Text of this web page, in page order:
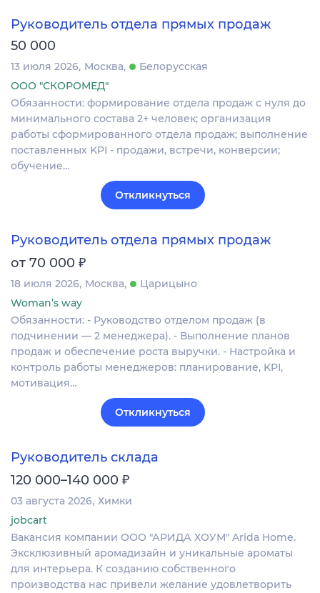
Руководитель отдела прямых продаж
50 000
13 июля 2026 Москва
Белорусская
ООО "СКОРОМЕД"
Обязанности: формирование отдела продаж с нуля до
минимального состава 2+ человек; организация
работы сформированного отдела продаж; выполнение
поставленных KPI - продажи, встречи, конверсии;
обучение…
Откликнуться
Руководитель отдела прямых продаж
от 70 000 ₽
18 июля 2026 Москва
Царицыно
Woman’s way
Обязанности: - Руководство отделом продаж (в
подчинении — 2 менеджера). - Выполнение планов
продаж и обеспечение роста выручки. - Настройка и
контроль работы менеджеров: планирование, KPI,
мотивация…
Откликнуться
Руководитель склада
120 000–140 000 ₽
03 августа 2026 Химки
jobcart
Вакансия компании ООО "АРИДА ХОУМ" Arida Home.
Эксклюзивный аромадизайн и уникальные ароматы
для интерьера. К созданию собственного
производства нас привели желание удовлетворить